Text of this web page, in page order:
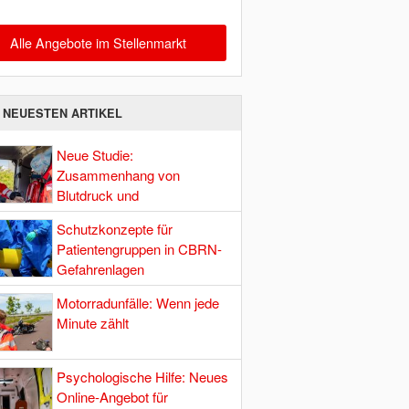
Alle Angebote im Stellenmarkt
ARTIKEL
Neue Studie:
Zusammenhang von
Blutdruck und
Hirndurchblutung
Schutzkonzepte für
Patientengruppen in CBRN-
Gefahrenlagen
Motorradunfälle: Wenn jede
Minute zählt
Psychologische Hilfe: Neues
Online-Angebot für